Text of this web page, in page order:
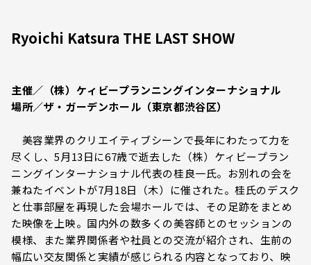
Ryoichi Katsura THE LAST SHOW
主催／（株）ケィビープランニングインターナショナル
場所／ザ・ガーデンホール（東京都渋谷区）
美容業界のクリエイティブシーンで長年にわたって力を
尽くし、5月13日に67歳で逝去した（株）ケィビープラン
ニングインターナショナル代表の桂良一氏。お別れの会を
兼ねたイベントが7月18日（木）に催された。桂氏のデスク
と仕事部屋を再現した会場ホールでは、その足跡をまとめ
た映像を上映。国内外の数多くの美容師とのセッションの
模様、また業界関係者や社員との交流が紹介され、生前の
幅広い交友関係と実績が感じられる内容となっており、映